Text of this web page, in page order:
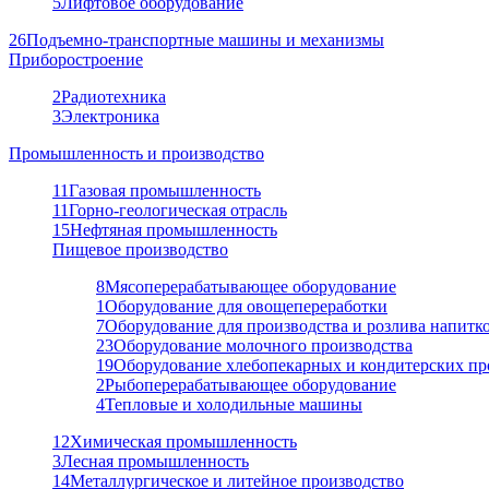
26Подъемно-транспортные машины и механизмы
Приборостроение
2Радиотехника
3Электроника
Промышленность и производство
11Газовая промышленность
11Горно-геологическая отрасль
15Нефтяная промышленность
Пищевое производство
8Мясоперерабатывающее оборудование
1Оборудование для овощепереработки
7Оборудование для производства и розлива
23Оборудование молочного производства
19Оборудование хлебопекарных и кондитерских
2Рыбоперерабатывающее оборудование
4Тепловые и холодильные машины
12Химическая промышленность
3Лесная промышленность
14Металлургическое и литейное производство